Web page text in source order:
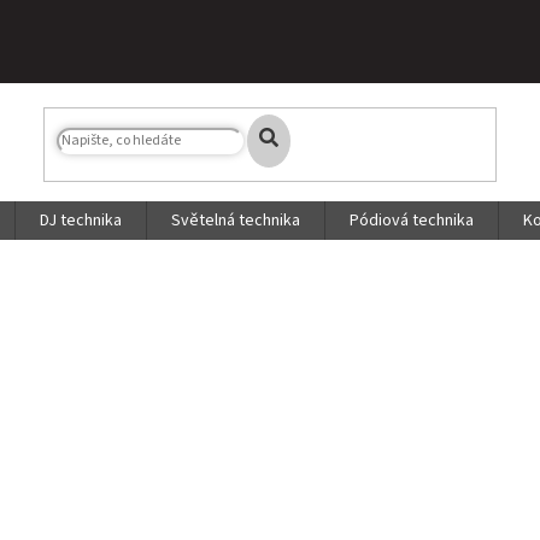
DJ technika Světelná technika Pódiová technika